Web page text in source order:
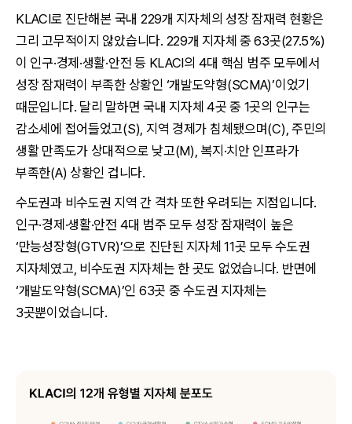
KLACI로 진단해본 국내 229개 지자체의 성장 잠재력 현황은
그리 고무적이지 않았습니다. 229개 지자체 중 63곳(27.5%)
이 인구·경제·생활·안전 등 KLACI의 4대 핵심 범주 모두에서
성장 잠재력이 부족한 상황인 ‘개발도약형(SCMA)’이었기
때문입니다. 달리 말하면 국내 지자체 4곳 중 1곳의 인구는
감소세에 접어들었고(S), 지역 경제가 침체됐으며(C), 주민의
생활 만족도가 상대적으로 낮고(M), 복지·치안 인프라가
부족한(A) 상황인 겁니다.
수도권과 비수도권 지역 간 격차 또한 우려되는 지점입니다.
인구·경제·생활·안전 4대 범주 모두 성장 잠재력이 높은
‘만능성장형(GTVR)’으로 진단된 지자체 11곳 모두 수도권
지자체였고, 비수도권 지자체는 한 곳도 없었습니다. 반면에
‘개발도약형(SCMA)’인 63곳 중 수도권 지자체는
3곳뿐이었습니다.